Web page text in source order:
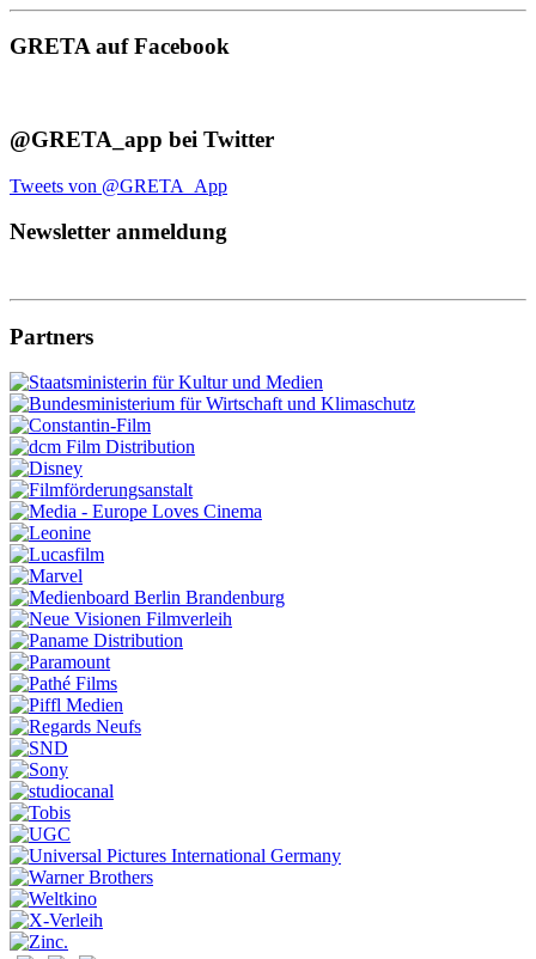
GRETA auf Facebook
@GRETA_app bei Twitter
Tweets von @GRETA_App
Newsletter anmeldung
Partners